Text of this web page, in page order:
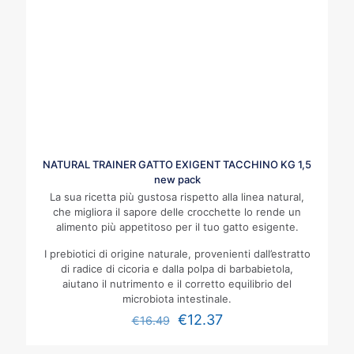
NATURAL TRAINER GATTO EXIGENT TACCHINO KG 1,5
new pack
La sua ricetta più gustosa rispetto alla linea natural,
che migliora il sapore delle crocchette lo rende un
alimento più appetitoso per il tuo gatto esigente.
I prebiotici di origine naturale, provenienti dall’estratto
di radice di cicoria e dalla polpa di barbabietola,
aiutano il nutrimento e il corretto equilibrio del
microbiota intestinale.
€16.49 €12.37